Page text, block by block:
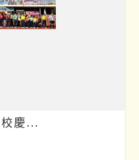
慶...